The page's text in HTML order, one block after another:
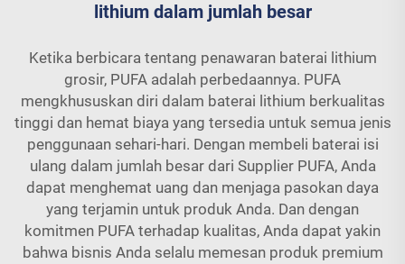
lithium dalam jumlah besar
Ketika berbicara tentang penawaran baterai lithium
grosir, PUFA adalah perbedaannya. PUFA
mengkhususkan diri dalam baterai lithium berkualitas
tinggi dan hemat biaya yang tersedia untuk semua jenis
penggunaan sehari-hari. Dengan membeli baterai isi
ulang dalam jumlah besar dari Supplier PUFA, Anda
dapat menghemat uang dan menjaga pasokan daya
yang terjamin untuk produk Anda. Dan dengan
komitmen PUFA terhadap kualitas, Anda dapat yakin
bahwa bisnis Anda selalu memesan produk premium